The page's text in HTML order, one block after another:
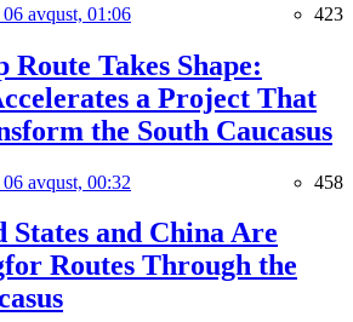
06 avqust, 01:06 423
Route Takes Shape:
a Project That
the South Caucasus
06 avqust, 00:32 458
States and China Are
Routes Through the